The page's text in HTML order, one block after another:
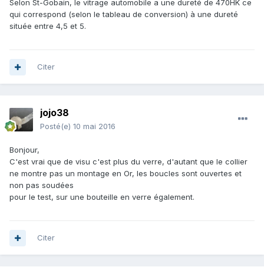
Selon St-Gobain, le vitrage automobile a une dureté de 470HK ce
qui correspond (selon le tableau de conversion) à une dureté
située entre 4,5 et 5.
Citer
jojo38
Posté(e) 10 mai 2016
Bonjour,
C'est vrai que de visu c'est plus du verre, d'autant que le collier
ne montre pas un montage en Or, les boucles sont ouvertes et
non pas soudées
pour le test, sur une bouteille en verre également.
Citer